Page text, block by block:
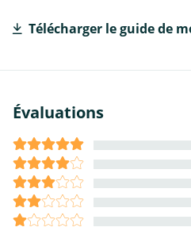
Télécharger le guide de
Évaluations